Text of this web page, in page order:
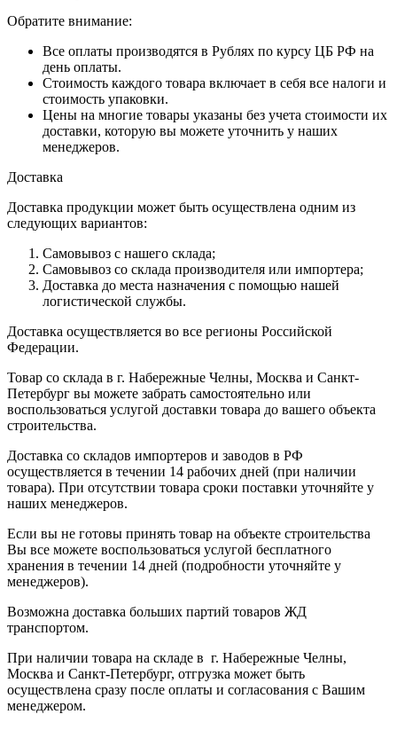
Обратите внимание:
Все оплаты производятся в Рублях по курсу ЦБ РФ на
день оплаты.
Стоимость каждого товара включает в себя все налоги и
стоимость упаковки.
Цены на многие товары указаны без учета стоимости их
доставки, которую вы можете уточнить у наших
менеджеров.
Доставка
Доставка продукции может быть осуществлена одним из
следующих вариантов:
Самовывоз с нашего склада;
Самовывоз со склада производителя или импортера;
Доставка до места назначения с помощью нашей
логистической службы.
Доставка осуществляется во все регионы Российской
Федерации.
Товар со склада в г. Набережные Челны, Москва и Санкт-
Петербург вы можете забрать самостоятельно или
воспользоваться услугой доставки товара до вашего объекта
строительства.
Доставка со складов импортеров и заводов в РФ
осуществляется в течении 14 рабочих дней (при наличии
товара). При отсутствии товара сроки поставки уточняйте у
наших менеджеров.
Если вы не готовы принять товар на объекте строительства
Вы все можете воспользоваться услугой бесплатного
хранения в течении 14 дней (подробности уточняйте у
менеджеров).
Возможна доставка больших партий товаров ЖД
транспортом.
При наличии товара на складе в г. Набережные Челны,
Москва и Санкт-Петербург, отгрузка может быть
осуществлена сразу после оплаты и согласования с Вашим
менеджером.